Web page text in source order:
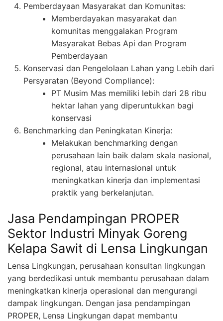
Pemberdayaan Masyarakat dan Komunitas:
Memberdayakan masyarakat dan
komunitas menggalakan Program
Masyarakat Bebas Api dan Program
Pemberdayaan
Konservasi dan Pengelolaan Lahan yang Lebih dari
Persyaratan (Beyond Compliance):
PT Musim Mas memiliki lebih dari 28 ribu
hektar lahan yang diperuntukkan bagi
konservasi
Benchmarking dan Peningkatan Kinerja:
Melakukan benchmarking dengan
perusahaan lain baik dalam skala nasional,
regional, atau internasional untuk
meningkatkan kinerja dan implementasi
praktik yang berkelanjutan.
Jasa Pendampingan PROPER
Sektor Industri Minyak Goreng
Kelapa Sawit di Lensa Lingkungan
Lensa Lingkungan, perusahaan konsultan lingkungan
yang berdedikasi untuk membantu perusahaan dalam
meningkatkan kinerja operasional dan mengurangi
dampak lingkungan. Dengan jasa pendampingan
PROPER, Lensa Lingkungan dapat membantu